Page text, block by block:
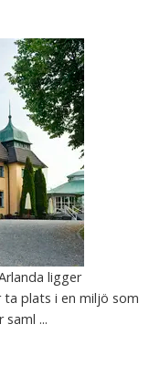
ligger
plats i en miljö som
...